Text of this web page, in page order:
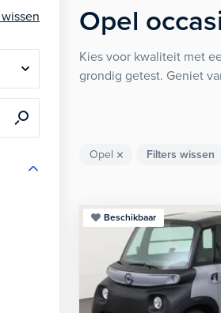
Opel
Kies voor kwaliteit met
grondig getest. Geniet
Opel Filters wissen
Beschikbaar